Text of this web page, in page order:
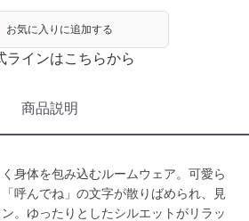
お気に入りに追加する
商品説明
身体を包み込むルームウェア。可愛ら
呼んでね」の文字が散りばめられ、見
。ゆったりとしたシルエットがリラッ